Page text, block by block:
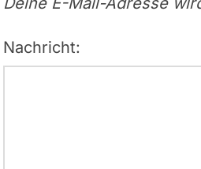
Nachricht: